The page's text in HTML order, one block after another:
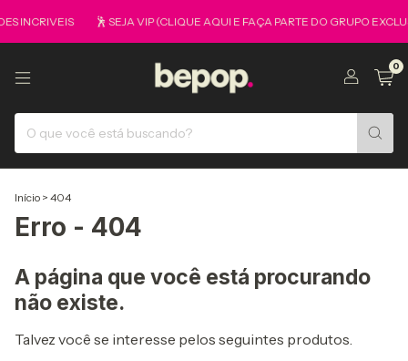
INCRIVEIS 🕺 SEJA VIP (CLIQUE AQUI E FAÇA PARTE DO GRUPO
0
Início > 404
Erro - 404
A página que você está procurando
não existe.
Talvez você se interesse pelos seguintes produtos.